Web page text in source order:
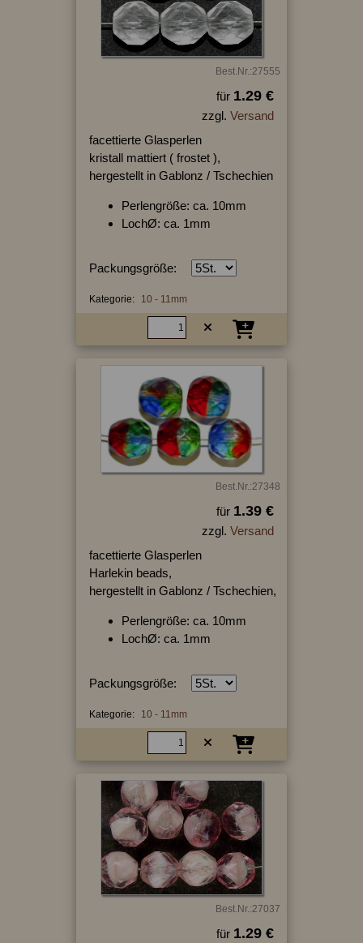
Best.Nr.:27555
für 1.29 €
zzgl. Versand
facettierte Glasperlen
kristall mattiert ( frostet ),
hergestellt in Gablonz / Tschechien
Perlengröße: ca. 10mm
LochØ: ca. 1mm
Packungsgröße:
Kategorie: 10 - 11mm
Best.Nr.:27348
für 1.39 €
zzgl. Versand
facettierte Glasperlen
Harlekin beads,
hergestellt in Gablonz / Tschechien,
Perlengröße: ca. 10mm
LochØ: ca. 1mm
Packungsgröße:
Kategorie: 10 - 11mm
Best.Nr.:27037
für 1.29 €